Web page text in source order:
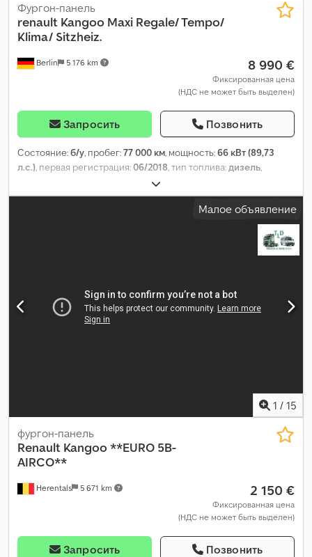
Berlin 5 176 km
Фургон-панель
renault Kangoo Maxi Regale/ Tempo/
Klima/ Sitzheiz.
8 990 €
Фиксированная цена
(НДС не может быть выделен)
Запросить Позвонить
Состояние:б/у, пробег:77 000 км, мощность:66 кВт (89,73
л.с.), первая регистрация:06/2018, тип топлива:дизель,
, максимальная грузоподъёмность:
768 кг, общий вес:2 200 кг, конфигурация осей:4x2,
, топливо:дизель, цвет:
Малое объявление
1 / 15
Herentals 5 671 km
фургон-панель
Renault Kangoo **EURO 5B-
AIRCO**
2 150 €
Фиксированная цена
(НДС не может быть выделен)
Запросить Позвонить